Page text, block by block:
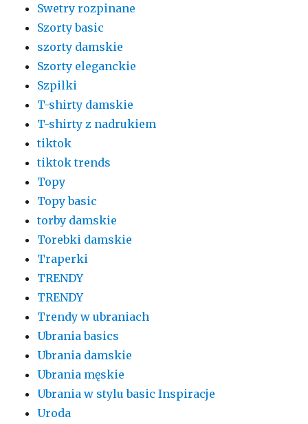
Swetry rozpinane
Szorty basic
szorty damskie
Szorty eleganckie
Szpilki
T-shirty damskie
T-shirty z nadrukiem
tiktok
tiktok trends
Topy
Topy basic
torby damskie
Torebki damskie
Traperki
TRENDY
TRENDY
Trendy w ubraniach
Ubrania basics
Ubrania damskie
Ubrania męskie
Ubrania w stylu basic Inspiracje
Uroda